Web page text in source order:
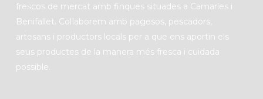
frescos de mercat amb finques situades a Camarles i
Benifallet. Col·laborem amb pagesos, pescadors,
artesans i productors locals per a que ens aportin els
seus productes de la manera més fresca i cuidada
possible.